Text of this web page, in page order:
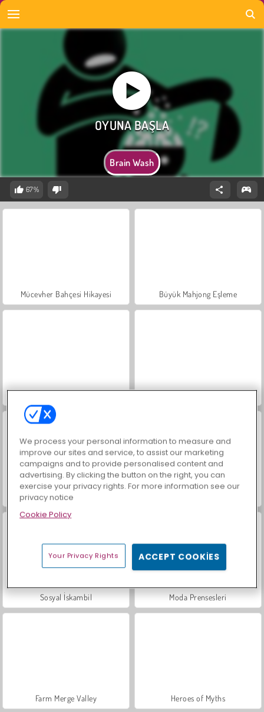
Brain Wash
67%
Mücevher Bahçesi Hikayesi Büyük Mahjong Eşleme
Masha and the Bear: Meadows
Sosyal İskambil Moda Prensesleri
Farm Merge Valley Heroes of Myths
We process your personal information to measure and
improve our sites and service, to assist our marketing
campaigns and to provide personalised content and
advertising. By clicking the button on the right, you can
exercise your privacy rights. For more information see our
privacy notice
Cookie Policy
Your Privacy Rights ACCEPT COOKIES